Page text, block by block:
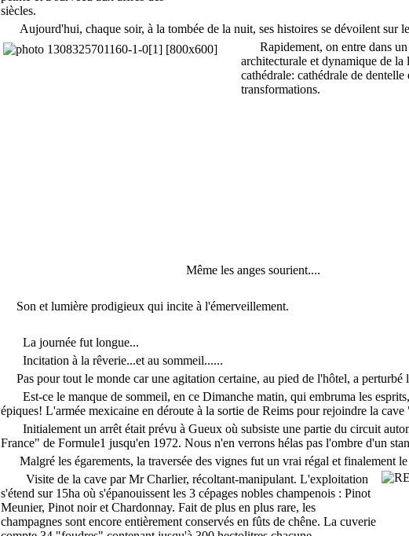
siècles.
Aujourd'hui, chaque soir, à la tombée de la nuit, ses histoires se dévoilent sur
Rapidement, on entre dans un
architecturale et dynamique de
cathédrale: cathédrale de
transformations.
Même les anges sourient....
Son et lumière prodigieux qui incite à l'émerveillement.
La journée fut longue...
Incitation à la rêverie...et au sommeil......
Pas pour tout le monde car une agitation certaine, au pied de l'hôtel, a perturbé
Est-ce le manque de sommeil, en ce Dimanche matin, qui embruma les
épiques! L'armée mexicaine en déroute à la sortie de Reims pour rejoindre la
Initialement un arrêt était prévu à Gueux où subsiste une partie du circuit
France" de Formule1 jusqu'en 1972. Nous n'en verrons hélas pas l'ombre d'un
Malgré les égarements, la traversée des vignes fut un vrai régal et finalement
Visite de la cave par Mr Charlier, récoltant-manipulant. L'exploitation
s'étend sur 15ha où s'épanouissent les 3 cépages nobles champenois : Pinot
Meunier, Pinot noir et Chardonnay. Fait de plus en plus rare, les
champagnes sont encore entièrement conservés en fûts de chêne. La cuverie